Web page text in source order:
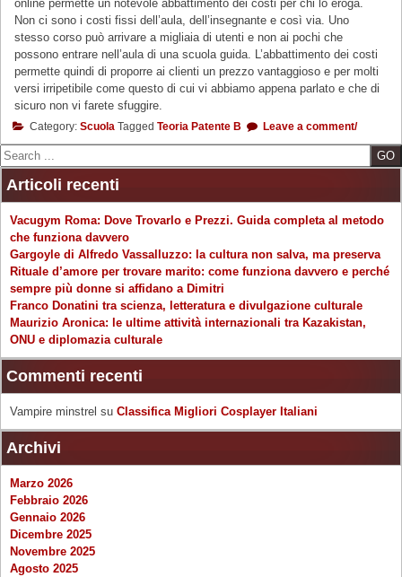
online permette un notevole abbattimento dei costi per chi lo eroga.
Non ci sono i costi fissi dell’aula, dell’insegnante e così via. Uno
stesso corso può arrivare a migliaia di utenti e non ai pochi che
possono entrare nell’aula di una scuola guida. L’abbattimento dei costi
permette quindi di proporre ai clienti un prezzo vantaggioso e per molti
versi irripetibile come questo di cui vi abbiamo appena parlato e che di
sicuro non vi farete sfuggire.
Category: Scuola Tagged Teoria Patente B Leave a comment/
Search
Articoli recenti
Vacugym Roma: Dove Trovarlo e Prezzi. Guida completa al metodo
che funziona davvero
Gargoyle di Alfredo Vassalluzzo: la cultura non salva, ma preserva
Rituale d’amore per trovare marito: come funziona davvero e perché
sempre più donne si affidano a Dimitri
Franco Donatini tra scienza, letteratura e divulgazione culturale
Maurizio Aronica: le ultime attività internazionali tra Kazakistan,
ONU e diplomazia culturale
Commenti recenti
Vampire minstrel su Classifica Migliori Cosplayer Italiani
Archivi
Marzo 2026
Febbraio 2026
Gennaio 2026
Dicembre 2025
Novembre 2025
Agosto 2025